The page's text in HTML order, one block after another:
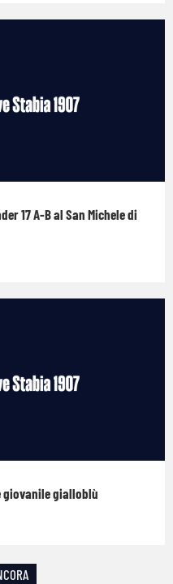
17 A-B al San Michele di
giovanile gialloblù